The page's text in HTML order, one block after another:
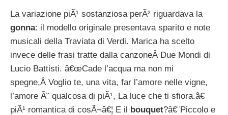
La variazione piÃ¹ sostanziosa perÃ² riguardava la
gonna: il modello originale presentava sparito e note
musicali della Traviata di Verdi. Marica ha scelto
invece delle frasi tratte dalla canzoneÂ Due Mondi di
Lucio Battisti. â€œCade l’acqua ma non mi
spegne,Â Voglio te, una vita, far l’amore nelle vigne,
l’amore Ã¨ qualcosa di piÃ¹, La luce che ti sfiora.â€
piÃ¹ romantica di cosÃ¬â€¦ E il bouquet?â€¨Piccolo e